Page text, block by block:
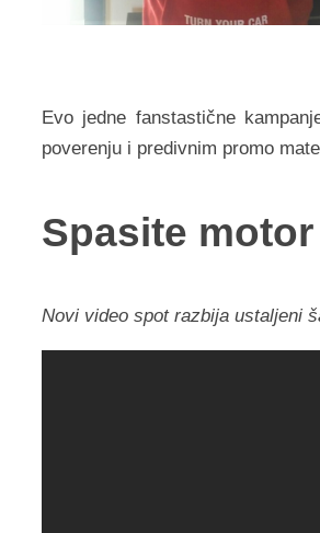
Evo jedne fanstastične
poverenju i predivnim promo
Spasite
Novi video spot razbija ustaljeni